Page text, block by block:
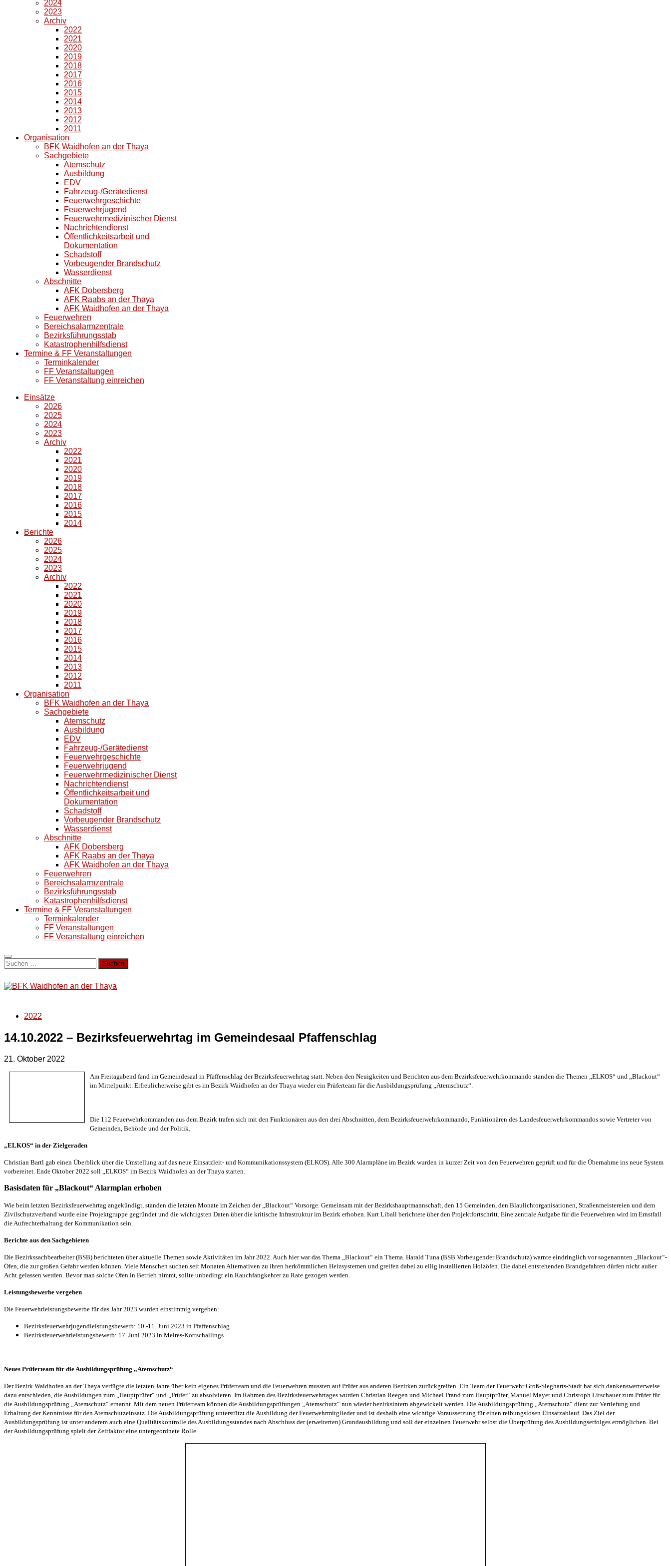
2024
2023
Archiv
2022
2021
2020
2019
2018
2017
2016
2015
2014
2013
2012
2011
Organisation
BFK Waidhofen an der Thaya
Sachgebiete
Atemschutz
Ausbildung
EDV
Fahrzeug-/Gerätedienst
Feuerwehrgeschichte
Feuerwehrjugend
Feuerwehrmedizinischer Dienst
Nachrichtendienst
Öffentlichkeitsarbeit und
Dokumentation
Schadstoff
Vorbeugender Brandschutz
Wasserdienst
Abschnitte
AFK Dobersberg
AFK Raabs an der Thaya
AFK Waidhofen an der Thaya
Feuerwehren
Bereichsalarmzentrale
Bezirksführungsstab
Katastrophenhilfsdienst
Termine & FF Veranstaltungen
Terminkalender
FF Veranstaltungen
FF Veranstaltung einreichen
Einsätze
2026
2025
2024
2023
Archiv
2022
2021
2020
2019
2018
2017
2016
2015
2014
Berichte
2026
2025
2024
2023
Archiv
2022
2021
2020
2019
2018
2017
2016
2015
2014
2013
2012
2011
Organisation
BFK Waidhofen an der Thaya
Sachgebiete
Atemschutz
Ausbildung
EDV
Fahrzeug-/Gerätedienst
Feuerwehrgeschichte
Feuerwehrjugend
Feuerwehrmedizinischer Dienst
Nachrichtendienst
Öffentlichkeitsarbeit und
Dokumentation
Schadstoff
Vorbeugender Brandschutz
Wasserdienst
Abschnitte
AFK Dobersberg
AFK Raabs an der Thaya
AFK Waidhofen an der Thaya
Feuerwehren
Bereichsalarmzentrale
Bezirksführungsstab
Katastrophenhilfsdienst
Termine & FF Veranstaltungen
Terminkalender
FF Veranstaltungen
FF Veranstaltung einreichen
Suchen
nach:
2022
14.10.2022 – Bezirksfeuerwehrtag im Gemeindesaal Pfaffenschlag
21. Oktober 2022
Am Freitagabend fand im Gemeindesaal in Pfaffenschlag der Bezirksfeuerwehrtag statt. Neben den Neuigkeiten und Berichten aus dem Bezirksfeuerwehrkommando standen die Themen „ELKOS“ und „Blackout“
im Mittelpunkt. Erfreulicherweise gibt es im Bezirk Waidhofen an der Thaya wieder ein Prüferteam für die Ausbildungsprüfung „Atemschutz“.
Die 112 Feuerwehrkommanden aus dem Bezirk trafen sich mit den Funktionären aus den drei Abschnitten, dem Bezirksfeuerwehrkommando, Funktionären des Landesfeuerwehrkommandos sowie Vertreter von
Gemeinden, Behörde und der Politik.
„ELKOS“ in der Zielgeraden
Christian Bartl gab einen Überblick über die Umstellung auf das neue Einsatzleit- und Kommunikationssystem (ELKOS). Alle 300 Alarmpläne im Bezirk wurden in kurzer Zeit von den Feuerwehren geprüft und für die Übernahme ins neue System
vorbereitet. Ende Oktober 2022 soll „ELKOS“ im Bezirk Waidhofen an der Thaya starten.
Basisdaten für „Blackout“ Alarmplan erhoben
Wie beim letzten Bezirksfeuerwehrtag angekündigt, standen die letzten Monate im Zeichen der „Blackout“ Vorsorge. Gemeinsam mit der Bezirkshauptmannschaft, den 15 Gemeinden, den Blaulichtorganisationen, Straßenmeistereien und dem
Zivilschutzverband wurde eine Projektgruppe gegründet und die wichtigsten Daten über die kritische Infrastruktur im Bezirk erhoben. Kurt Liball berichtete über den Projektfortschritt. Eine zentrale Aufgabe für die Feuerwehren wird im Ernstfall
die Aufrechterhaltung der Kommunikation sein.
Berichte aus den Sachgebieten
Die Bezirkssachbearbeiter (BSB) berichteten über aktuelle Themen sowie Aktivitäten im Jahr 2022. Auch hier war das Thema „Blackout“ ein Thema. Harald Tuna (BSB Vorbeugender Brandschutz) warnte eindringlich vor sogenannten „Blackout“-
Öfen, die zur großen Gefahr werden können. Viele Menschen suchen seit Monaten Alternativen zu ihren herkömmlichen Heizsystemen und greifen dabei zu eilig installierten Holzöfen. Die dabei entstehenden Brandgefahren dürfen nicht außer
Acht gelassen werden. Bevor man solche Öfen in Betrieb nimmt, sollte unbedingt ein Rauchfangkehrer zu Rate gezogen werden.
Leistungsbewerbe vergeben
Die Feuerwehrleistungsbewerbe für das Jahr 2023 wurden einstimmig vergeben:
Bezirksfeuerwehrjugendleistungsbewerb: 10.-11. Juni 2023 in Pfaffenschlag
Bezirksfeuerwehrleistungsbewerb: 17. Juni 2023 in Meires-Kottschallings
Neues Prüferteam für die Ausbildungsprüfung „Atemschutz“
Der Bezirk Waidhofen an der Thaya verfügte die letzten Jahre über kein eigenes Prüferteam und die Feuerwehren mussten auf Prüfer aus anderen Bezirken zurückgreifen. Ein Team der Feuerwehr Groß-Siegharts-Stadt hat sich dankenswerterweise
dazu entschieden, die Ausbildungen zum „Hauptprüfer“ und „Prüfer“ zu absolvieren. Im Rahmen des Bezirksfeuerwehrtages wurden Christian Reegen und Michael Prand zum Hauptprüfer, Manuel Mayer und Christoph Litschauer zum Prüfer für
die Ausbildungsprüfung „Atemschutz“ ernannt. Mit dem neuen Prüferteam können die Ausbildungsprüfungen „Atemschutz“ nun wieder bezirksintern abgewickelt werden. Die Ausbildungsprüfung „Atemschutz“ dient zur Vertiefung und
Erhaltung der Kenntnisse für den Atemschutzeinsatz. Die Ausbildungsprüfung unterstützt die Ausbildung der Feuerwehrmitglieder und ist deshalb eine wichtige Voraussetzung für einen reibungslosen Einsatzablauf. Das Ziel der
Ausbildungsprüfung ist unter anderem auch eine Qualitätskontrolle des Ausbildungsstandes nach Abschluss der (erweiterten) Grundausbildung und soll der einzelnen Feuerwehr selbst die Überprüfung des Ausbildungserfolges ermöglichen. Bei
der Ausbildungsprüfung spielt der Zeitfaktor eine untergeordnete Rolle.